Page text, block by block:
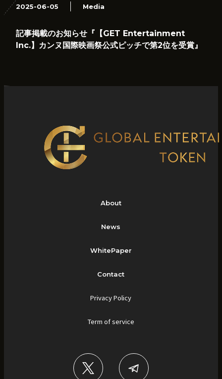
2025-06-05 Media
記事掲載のお知らせ『【GET Entertainment
Inc.】カンヌ国際映画祭公式ピッチで第2位を受賞』
About
News
WhitePaper
Contact
Privacy Policy
Term of service